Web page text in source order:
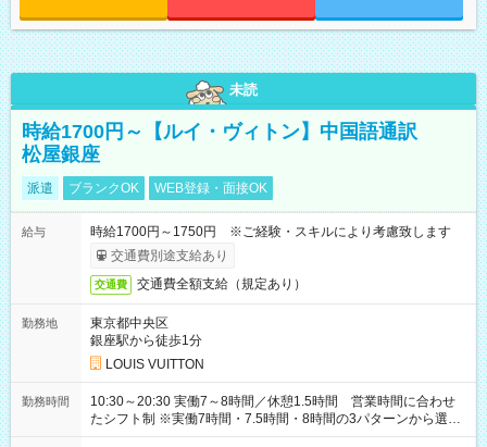
未読
時給1700円～【ルイ・ヴィトン】中国語通訳
松屋銀座
派遣 ブランクOK WEB登録・面接OK
給与
時給1700円～1750円 ※ご経験・スキルにより考慮致します
交通費別途支給あり
交通費 交通費全額支給（規定あり）
勤務地
東京都中央区
銀座駅から徒歩1分
LOUIS VUITTON
勤務時間
10:30～20:30 実働7～8時間／休憩1.5時間 営業時間に合わせ
たシフト制 ※実働7時間・7.5時間・8時間の3パターンから選択
可能